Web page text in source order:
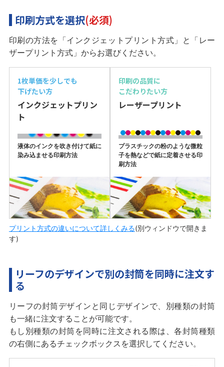
印刷方式を選択(必須)
印刷の方法を「インクジェットプリント方式」と「レー
ザープリント方式」からお選びください。
1枚単価を少しでも
下げたい方
インクジェットプリン
ト
液体のインクを吹き付けて紙に
染み込ませる印刷方法
印刷の品質に
こだわりたい方
レーザープリント
プラスチックの粉のような微粒
子を熱などで紙に定着させる印
刷方法
プリント方式の違いについて詳しくみる(別ウィンドウで開きま
す)
リーフのデザインで別の封筒を同時に注文す
る
リーフの封筒デザインと同じデザインで、別種類の封筒
も一緒に注文することが可能です。
もし別種類の封筒を同時に注文される際は、各封筒種類
の右側にあるチェックボックスを選択してください。